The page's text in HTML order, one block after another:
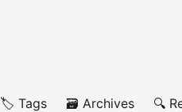
🏷️ Tags 🗃️ Archives 🔍